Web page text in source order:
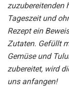
zuzubereitenden
Tageszeit und
Rezept ein
Zutaten. Gefüllt
Gemüse und
zubereitet, wird
uns anfangen!